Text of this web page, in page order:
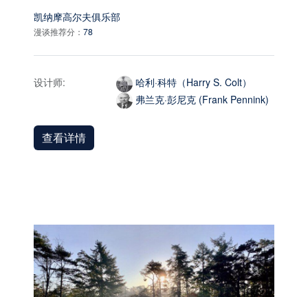
凯纳摩高尔夫俱乐部
漫谈推荐分： 78
设计师:
哈利·科特（Harry S. Colt）
弗兰克·彭尼克 (Frank Pennink)
查看详情